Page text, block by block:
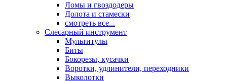
Ломы и гвоздодеры
Долота и стамески
смотреть все...
Слесарный инструмент
Мультитулы
Биты
Бокорезы, кусачки
Воротки, удлинители, переходники
Выколотки